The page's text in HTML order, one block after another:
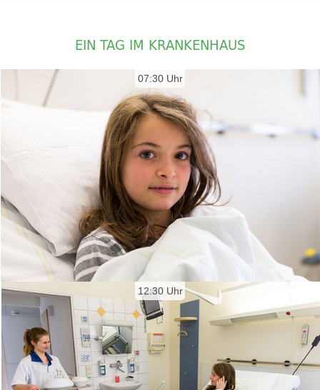
EIN TAG IM KRANKENHAUS